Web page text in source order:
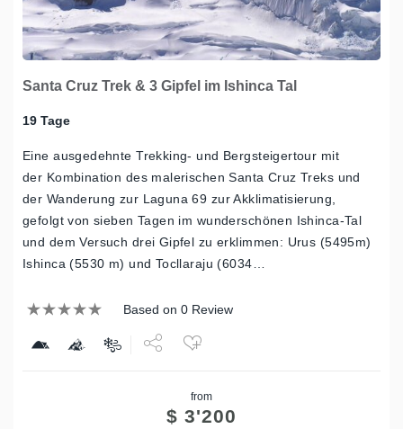
Santa Cruz Trek & 3 Gipfel im Ishinca Tal
19 Tage
Eine ausgedehnte Trekking- und Bergsteigertour mit
der Kombination des malerischen Santa Cruz Treks und
der Wanderung zur Laguna 69 zur Akklimatisierung,
gefolgt von sieben Tagen im wunderschönen Ishinca-Tal
und dem Versuch drei Gipfel zu erklimmen: Urus (5495m)
Ishinca (5530 m) und Tocllaraju (6034…
Based on 0 Review
Tweet
from
$ 3'200